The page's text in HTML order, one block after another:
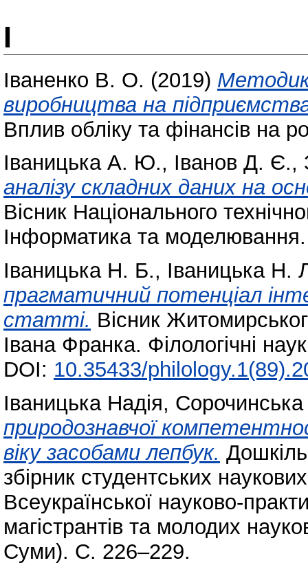
І
Іваненко В. О. (2019)
виробництва на
Вплив обліку та фінансів на
Іваницька А. Ю., Іванов Д. Є.,
аналізу складних даних на
Вісник Національного
Інформатика та
Іваницька Н. Б., Іваницька Н.
прагматичний потенціал
статті. Вісник
Івана Франка. Філологічні
DOI: 10.35433/
Іваницька Надія,
природознавчої
віку засобами лепбук.
збірник студентських
Всеукраїнської науково-
магістрантів та молодих
Суми). С. 226–229.